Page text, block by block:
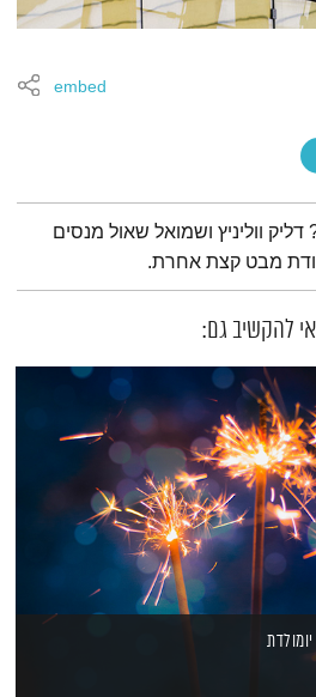
embed
ווליניץ ושמואל שאול מנסים
מבט קצת אחרת.
להקשיב גם: